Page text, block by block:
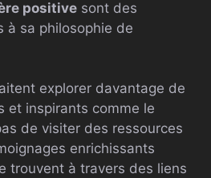
positive sont des
à sa philosophie de
explorer davantage de
et inspirants comme le
de visiter des ressources
enrichissants
trouvent à travers des liens